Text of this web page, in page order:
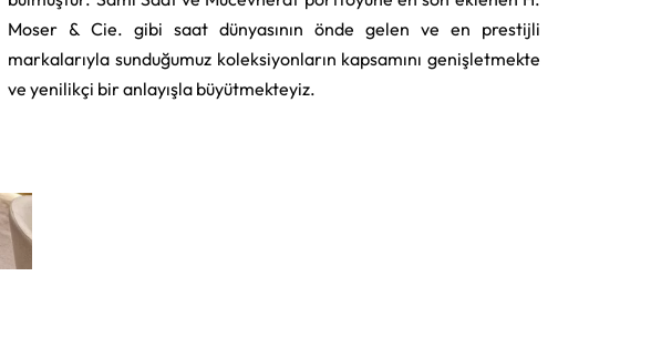
Moser & Cie. gibi saat dünyasının önde gelen ve en prestijli
markalarıyla sunduğumuz koleksiyonların kapsamını genişletmekte
ve yenilikçi bir anlayışla büyütmekteyiz.